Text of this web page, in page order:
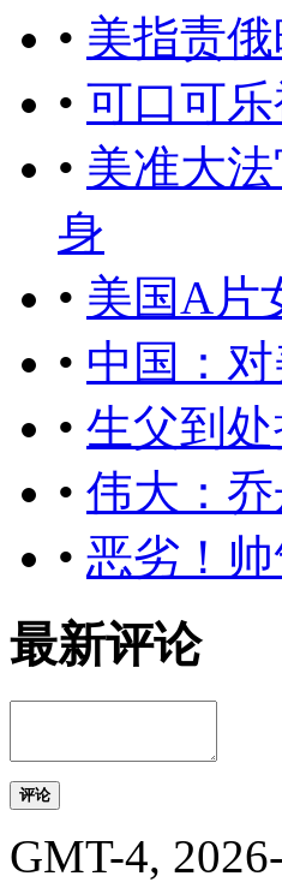
• 美指责
• 可口可
• 美准大
身
• 美国A片
• 中国：
• 生父到
• 伟大：
• 恶劣！
最新评论
评论
GMT-4,